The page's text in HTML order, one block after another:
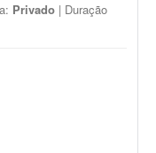
Privado | Duração